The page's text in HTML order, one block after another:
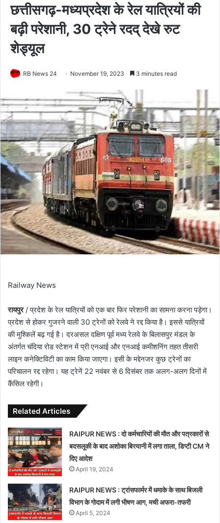
छत्तीसगढ़-मध्यप्रदेश के रेल यात्रियों की
बढ़ी परेशानी, 30 ट्रेने रदद् देखे रुट
शेड्यूल
RB News 24 November 19, 2023 3 minutes read
Railway News
रायपुर/ प्रदेश के रेल यात्रियों को एक बार फिर परेशानी का सामना करना पड़ेगा।
प्रदेश से होकर गुजरने वाली 30 ट्रेनों को रेलवे ने रद्द किया है। इससे यात्रियों
की मुश्किलें बढ़ गई है। दरअसल दक्षिण पूर्व मध्य रेलवे के बिलासपुर मंडल के
अंतर्गत चंदिया रोड स्टेशन में प्री एनआई और एनआई कमीशनिंग तहत तीसरी
लाइन कनेक्टिविटी का काम किया जाएगा। इसी के मद्देनजर कुछ ट्रेनों का
परिचालन रद्द रहेगा। यह ट्रेनें 22 नवंबर से 6 दिसंबर तक अलग-अलग दिनों में
कैंसिल रहेगी।
Related Articles
RAIPUR NEWS : दो कर्मचारियों की मौत और पत्रकारों से
बदसलूकी के बाद अशोका बिरयानी में लगा ताला, डिप्टी CM ने
दिए आदेश
April 19, 2024
RAIPUR NEWS : ट्रांसफार्मर में धमाके के साथ बिजली
विभाग के गोदाम में लगी भीषण आग, मची अफरा-तफरी
April 5, 2024